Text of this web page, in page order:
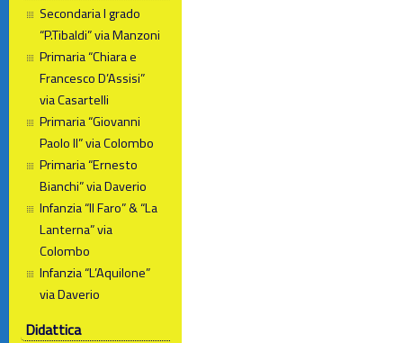
Secondaria I grado
“P.Tibaldi” via Manzoni
Primaria “Chiara e
Francesco D’Assisi”
via Casartelli
Primaria “Giovanni
Paolo II” via Colombo
Primaria “Ernesto
Bianchi” via Daverio
Infanzia “Il Faro” & “La
Lanterna” via
Colombo
Infanzia “L’Aquilone”
via Daverio
Didattica